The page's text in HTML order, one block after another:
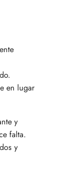
en lugar
y
falta.
y